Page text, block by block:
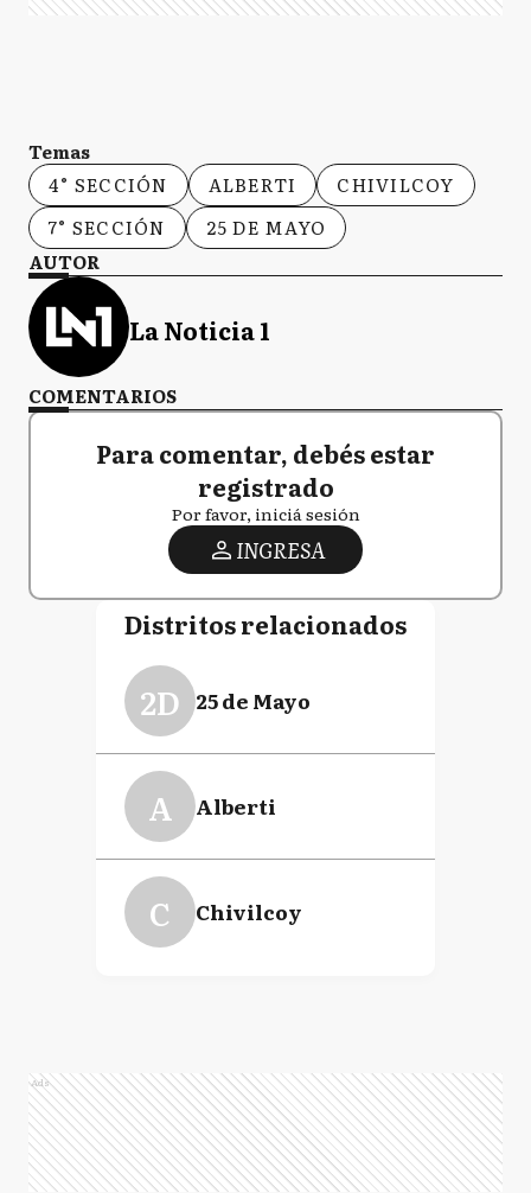
Temas
4° SECCIÓN
ALBERTI
CHIVILCOY
7° SECCIÓN
25 DE MAYO
AUTOR
La Noticia 1
COMENTARIOS
Para comentar, debés estar
registrado
Por favor, iniciá sesión
INGRESA
Distritos relacionados
2D 25 de Mayo
A Alberti
C Chivilcoy
Ads